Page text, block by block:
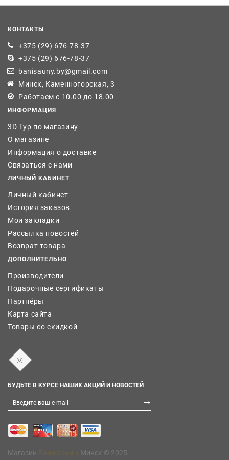
КОНТАКТЫ
+375 (29) 676-78-37
+375 (29) 676-78-37
banisauny.by@gmail.com
Минск, Каменногорская, 3
Работаем с 10.00 до 18.00
ИНФОРМАЦИЯ
3D Тур по магазину
О магазине
Информация о доставке
Связаться с нами
ЛИЧНЫЙ КАБИНЕТ
Личный кабинет
История заказов
Мои закладки
Рассылка новостей
Возврат товара
ДОПОЛНИТЕЛЬНО
Производители
Подарочные сертификаты
Партнёры
Карта сайта
Товары со скидкой
БУДЬТЕ В КУРСЕ НАШИХ АКЦИЙ И НОВОСТЕЙ
Магазин Минск © 2025